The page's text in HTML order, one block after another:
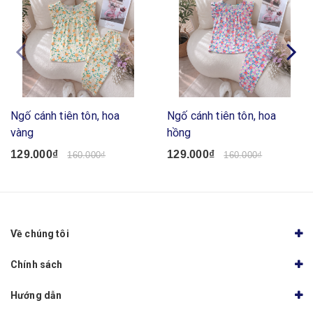
Ngố cánh tiên tôn, hoa
vàng
129.000₫ 160.000₫
Ngố cánh tiên tôn, hoa
hồng
129.000₫ 160.000₫
Về chúng tôi
Chính sách
Hướng dẫn